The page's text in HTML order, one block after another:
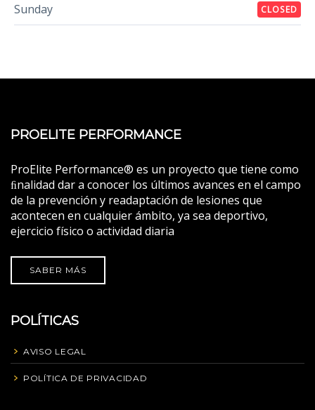
Sunday CLOSED
PROELITE PERFORMANCE
ProElite Performance® es un proyecto que tiene como
ﬁnalidad dar a conocer los últimos avances en el campo
de la prevención y readaptación de lesiones que
acontecen en cualquier ámbito, ya sea deportivo,
ejercicio físico o actividad diaria
SABER MÁS
POLÍTICAS
AVISO LEGAL
POLÍTICA DE PRIVACIDAD